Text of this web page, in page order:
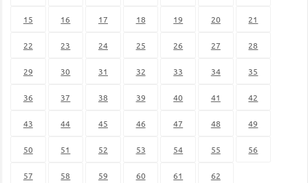
15 16 17 18 19 20 21
22 23 24 25 26 27 28
29 30 31 32 33 34 35
36 37 38 39 40 41 42
43 44 45 46 47 48 49
50 51 52 53 54 55 56
57 58 59 60 61 62